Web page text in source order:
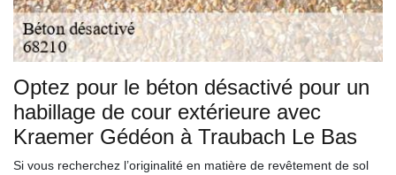
Optez pour le béton désactivé pour un
habillage de cour extérieure avec
Kraemer Gédéon à Traubach Le Bas
Si vous recherchez l’originalité en matière de revêtement de sol